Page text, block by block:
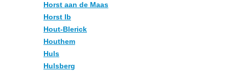
Horst aan de Maas
Horst lb
Hout-Blerick
Houthem
Huls
Hulsberg